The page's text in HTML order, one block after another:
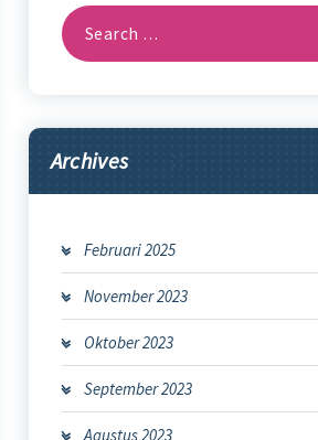
Search
for:
Archives
Februari 2025
November 2023
Oktober 2023
September 2023
Agustus 2023